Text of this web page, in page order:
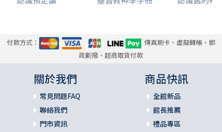
彌賽亞耶穌
主觀的解釋
近代的解釋
應用部分
基督的位格
基督的死
基督的復活
付款方式：
傳真刷卡、虛擬轉帳、郵
政劃撥、超商取貨付款
關於我們
常見問題FAQ
聯絡我們
門市資訊
商品快訊
全館新品
館長推薦
禮品專區